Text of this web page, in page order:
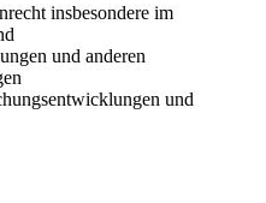
insbesondere im
und anderen
und